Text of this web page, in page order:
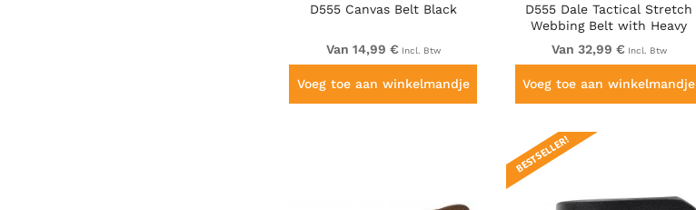
D555 Canvas Belt Black
Van 14,99 € Incl. Btw
Voeg toe aan winkelmandje
D555 Dale Tactical Stretch
Webbing Belt with Heavy
Duty Quick Release Buckle
Black
Van 32,99 € Incl. Btw
Voeg toe aan winkelmandje
BESTSELLER!